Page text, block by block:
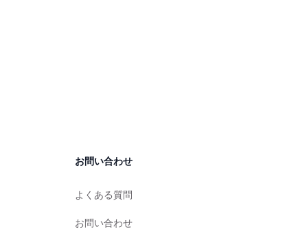
お問い合わせ
よくある質問
お問い合わせ